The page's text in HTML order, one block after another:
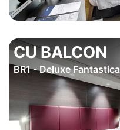
CU BALCON
BR1 - Deluxe Fantastica